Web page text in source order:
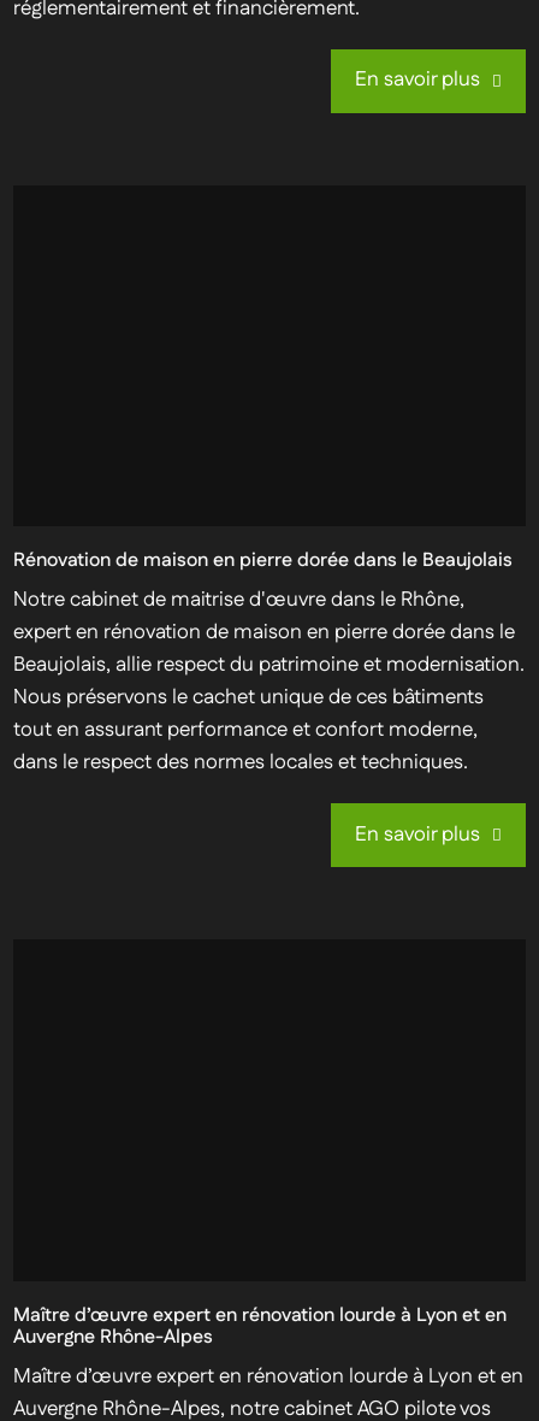
réglementairement et financièrement.
En savoir plus
Rénovation de maison en pierre dorée dans le Beaujolais
Notre cabinet de maitrise d'œuvre dans le Rhône,
expert en rénovation de maison en pierre dorée dans le
Beaujolais, allie respect du patrimoine et modernisation.
Nous préservons le cachet unique de ces bâtiments
tout en assurant performance et confort moderne,
dans le respect des normes locales et techniques.
En savoir plus
Maître d’œuvre expert en rénovation lourde à Lyon et en
Auvergne Rhône-Alpes
Maître d’œuvre expert en rénovation lourde à Lyon et en
Auvergne Rhône-Alpes, notre cabinet AGO pilote vos